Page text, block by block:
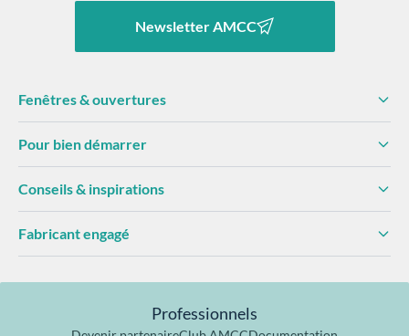
Newsletter AMCC
Fenêtres & ouvertures
Pour bien démarrer
Conseils & inspirations
Fabricant engagé
Professionnels